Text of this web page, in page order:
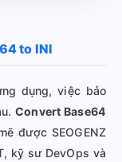
to INI
dụng, việc bảo
Convert Base64
được SEOGENZ
kỹ sư DevOps và